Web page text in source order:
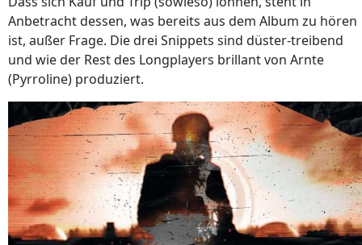
Anbetracht dessen, was bereits aus dem Album zu hören
ist, außer Frage. Die drei Snippets sind düster-treibend
und wie der Rest des Longplayers brillant von Arnte
(Pyrroline) produziert.